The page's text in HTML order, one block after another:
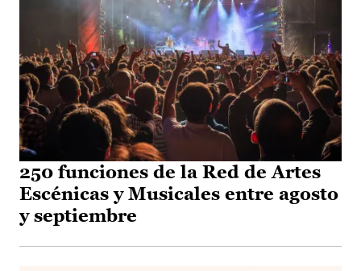
250 funciones de la Red de Artes
Escénicas y Musicales entre agosto
y septiembre